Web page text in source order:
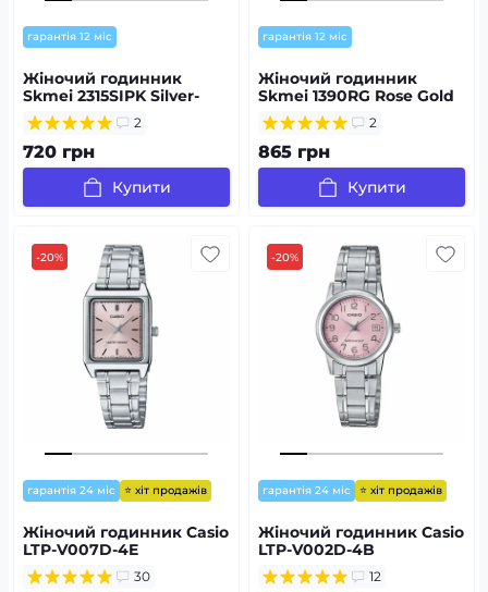
гарантія 12 міс
Жіночий годинник
Skmei 2315SIPK Silver-
Pink
2
720 грн
Купити
гарантія 12 міс
Жіночий годинник
Skmei 1390RG Rose Gold
2
865 грн
Купити
-20%
гарантія 24 міс ⭐ хіт продажів
Жіночий годинник Casio
LTP-V007D-4E
30
-20%
гарантія 24 міс ⭐ хіт продажів
Жіночий годинник Casio
LTP-V002D-4B
12